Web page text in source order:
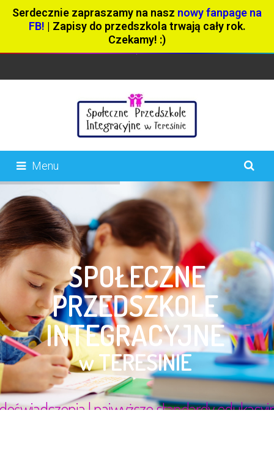
Serdecznie zapraszamy na nasz nowy fanpage na
FB! | Zapisy do przedszkola trwają cały rok.
Czekamy! :)
Menu